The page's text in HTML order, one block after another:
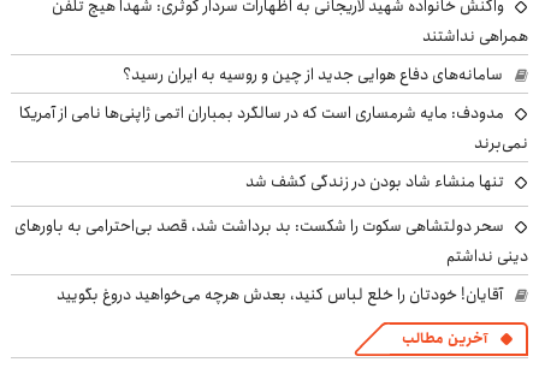
واکنش خانواده شهید لاریجانی به اظهارات سردار کوثری: شهدا هیچ تلفن
همراهی نداشتند
سامانه‌های دفاع هوایی جدید از چین و روسیه به ایران رسید؟
مدودف: مایه شرمساری است که در سالگرد بمباران اتمی ژاپنی‌ها نامی از آمریکا
نمی‌برند
تنها منشاء شاد بودن در زندگی کشف شد
سحر دولتشاهی سکوت را شکست: بد برداشت شد، قصد بی‌احترامی به باورهای
دینی نداشتم
آقایان! خودتان را خلع لباس کنید، بعدش هرچه می‌خواهید دروغ بگویید
آخرین مطالب